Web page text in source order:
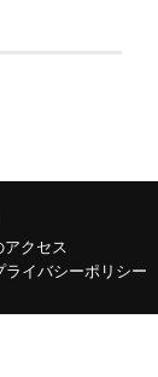
アクセス
ライバシーポリシー